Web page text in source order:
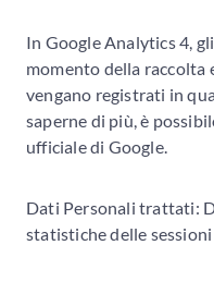
In Google Analytics 4,
momento della raccolta
vengano registrati in
saperne di più, è
ufficiale di Google.
Dati Personali trattati:
statistiche delle